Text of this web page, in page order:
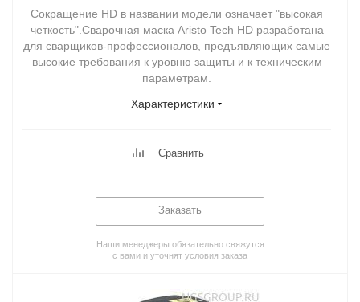
Сокращение HD в названии модели означает "высокая
четкость".Сварочная маска Aristo Tech HD разработана
для сварщиков-профессионалов, предъявляющих самые
высокие требования к уровню защиты и к техническим
параметрам.
Характеристики
Сравнить
Заказать
Наши менеджеры обязательно свяжутся
с вами и уточнят условия заказа